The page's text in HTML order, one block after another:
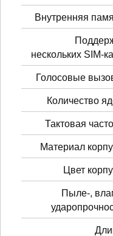
Внутренняя
нескольких SIM-
Голосовые
Количество
Тактовая
Материал
Цвет
Пыле-,